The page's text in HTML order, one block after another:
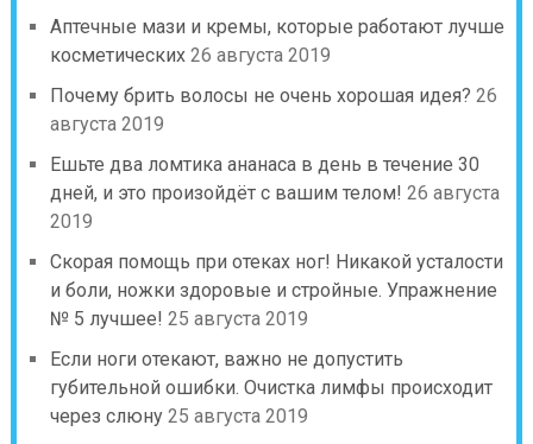
Аптечные мази и кремы, которые работают лучше
косметических 26 августа 2019
Почему брить волосы не очень хорошая идея? 26
августа 2019
Ешьте два ломтика ананаса в день в течение 30
дней, и это произойдёт с вашим телом! 26 августа
2019
Скорая помощь при отеках ног! Никакой усталости
и боли, ножки здоровые и стройные. Упражнение
№ 5 лучшее! 25 августа 2019
Если ноги отекают, важно не допустить
губительной ошибки. Очистка лимфы происходит
через слюну 25 августа 2019